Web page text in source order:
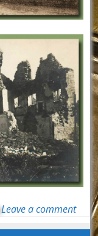
Leave a comment